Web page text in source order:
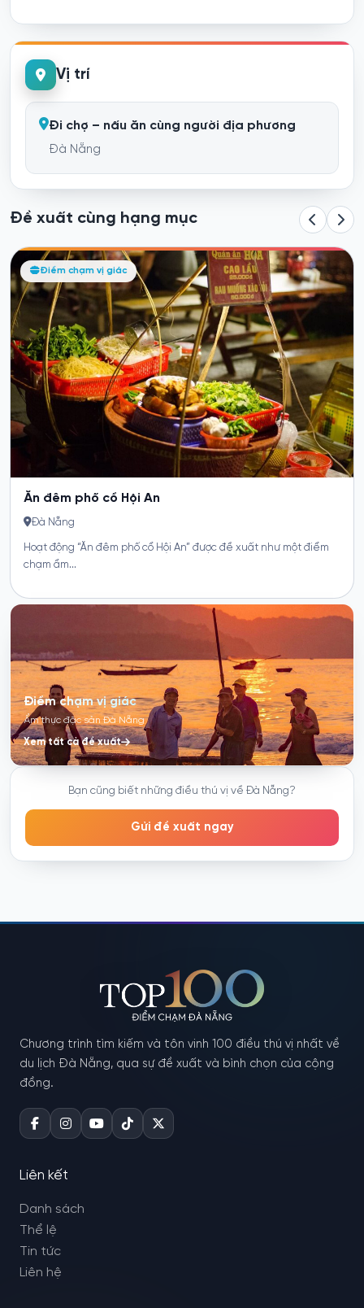
Vị trí
Đi chợ – nấu ăn cùng người địa phương
Đà Nẵng
Đề xuất cùng hạng mục
Điểm chạm vị giác
Trekking Sơn Trà ngắm voọc chà vá chân nâu
Đà Nẵng
Hoạt động “Trekking Sơn Trà ngắm voọc chà vá chân nâu” được
đề xuất như một...
Điểm chạm vị giác
Ẩm thực đặc sản Đà Nẵng
Xem tất cả đề xuất
Bạn cũng biết những điều thú vị về Đà Nẵng?
Gửi đề xuất ngay
Chương trình tìm kiếm và tôn vinh 100 điều thú vị nhất về
du lịch Đà Nẵng, qua sự đề xuất và bình chọn của cộng
đồng.
Liên kết
Danh sách
Thể lệ
Tin tức
Liên hệ